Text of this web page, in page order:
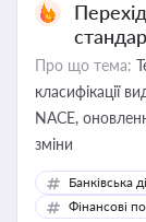
Про що тема:
класифікації
NACE,
зміни
Банківська
Фінансові